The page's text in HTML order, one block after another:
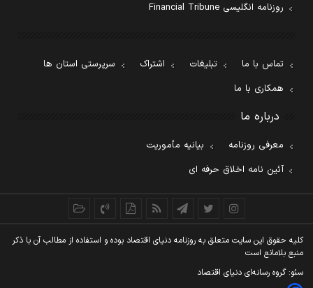
روزنامه انگلیسی Financial Tribune
تماس با ما تبلیغات اشتراک
سرپرستی استان ها
همکاری با ما
درباره ما
معرفی روزنامه
بیانیه مأموریت
آئین نامه اخلاق حرفه ای
کليه حقوق اين سايت متعلق به روزنامه دنيای اقتصاد بوده و استفاده از مطالب آن با ذکر
منبع بلامانع است
سئو: گروه رسانه‌ای دنیای اقتصاد